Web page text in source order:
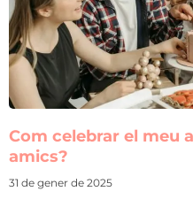
Com celebrar el meu
amics?
31 de gener de 2025